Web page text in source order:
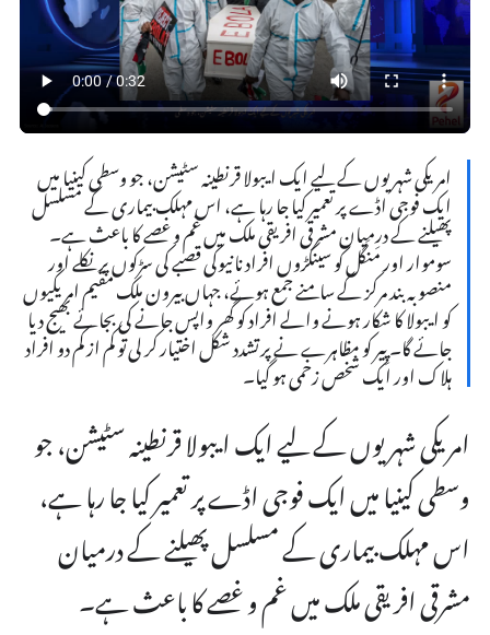
امریکی شہریوں کے لیے ایک ایبولا قرنطینہ سٹیشن، جو وسطی کینیا میں
ایک فوجی اڈے پر تعمیر کیا جا رہا ہے، اس مہلک بیماری کے مسلسل
پھیلنے کے درمیان مشرقی افریقی ملک میں غم و غصے کا باعث ہے۔
سوموار اور مَنگَل کو سینکڑوں افراد نانیوکی قصبے کی سڑکوں پر نکلے اور
منصوبہ بند مرکز کے سامنے جمع ہوئے، جہاں بیرون ملک مقیم امریکیوں
کو ایبولا کا شکار ہونے والے افراد کو گھر واپس جانے کی بجائے بھیج دیا
جائے گا۔ پِیر کو مظاہرے نے پرتشدد شکل اختیار کر لی تو کم از کم دو افراد
ہلاک اور ایک شخص زخمی ہو گیا۔
امریکی شہریوں کے لیے ایک ایبولا قرنطینہ سٹیشن، جو
وسطی کینیا میں ایک فوجی اڈے پر تعمیر کیا جا رہا ہے،
اس مہلک بیماری کے مسلسل پھیلنے کے درمیان
مشرقی افریقی ملک میں غم و غصے کا باعث ہے۔